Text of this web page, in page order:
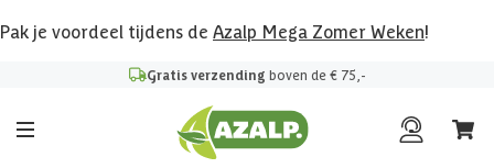
Pak je voordeel tijdens de Azalp Mega Zomer Weken!
Gratis verzending boven de € 75,-